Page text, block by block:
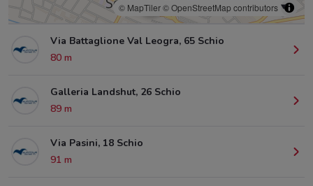
© MapTiler© OpenStreetMap contributors
Via Battaglione Val Leogra, 65 Schio
80 m
Galleria Landshut, 26 Schio
89 m
Via Pasini, 18 Schio
91 m